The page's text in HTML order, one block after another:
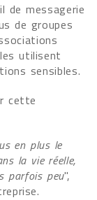
de messagerie
de groupes
utilisent
sensibles.
cette
en plus le
la vie réelle,
parfois peu",